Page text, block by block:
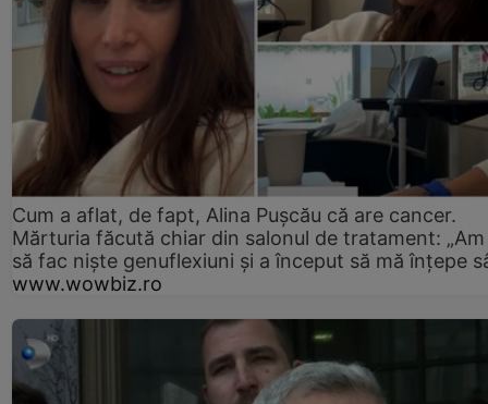
Cum a aflat, de fapt, Alina Pușcău că are cancer.
Mărturia făcută chiar din salonul de tratament:
să fac niște genuflexiuni și a început să mă înțepe
www.wowbiz.ro